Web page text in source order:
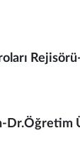
Dr.Öğretim